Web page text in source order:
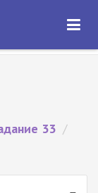
ОТКРЫТЬ
33 /